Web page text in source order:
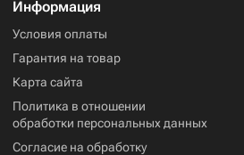
Информация
Условия оплаты
Гарантия на товар
Карта сайта
Политика в отношении
обработки персональных данных
Согласие на обработку